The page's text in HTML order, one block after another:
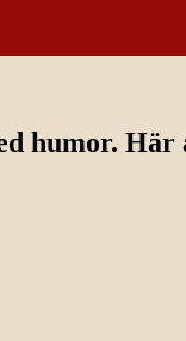
humor. Här